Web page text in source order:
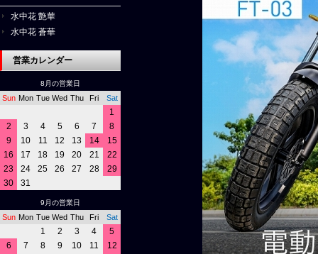
水中花 艶華
水中花 蒼華
営業カレンダー
8月の営業日
Sun Mon Tue Wed Thu Fri Sat
1
2
3 4 5 6 7
8
9
10 11 12 13 14
15
16
17 18 19 20 21
22
23
24 25 26 27 28
29
30
31
9月の営業日
Sun Mon Tue Wed Thu Fri Sat
1 2 3 4
5
6
7 8 9 10 11
12